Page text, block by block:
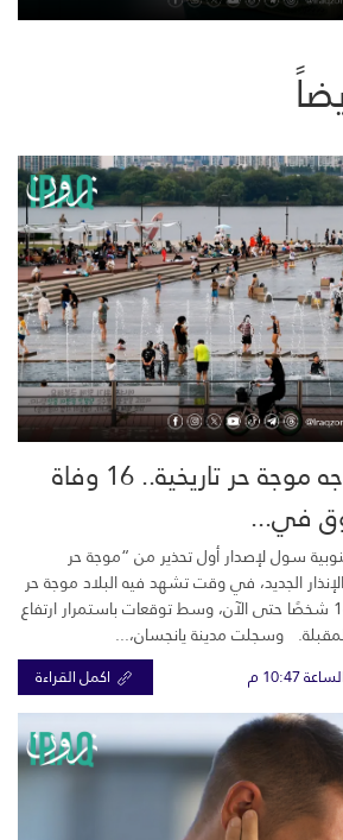
كوريا الجنوبية تواجه موجة حر تاريخية.. 16 وفاة
في...
سول لإصدار أول تحذير من “موجة حر
الجديد، في وقت تشهد فيه البلاد موجة حر
غير مسبوقة أودت بحياة 16 شخصًا حتى الآن، وسط توقعات باستمرار ارتفاع
المقبلة. وسجلت مدينة يانجسان،...
اكمل القراءة